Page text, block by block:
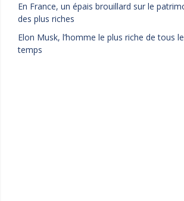
En France, un épais brouillard sur le
des plus riches
Elon Musk, l’homme le plus riche de tous
temps